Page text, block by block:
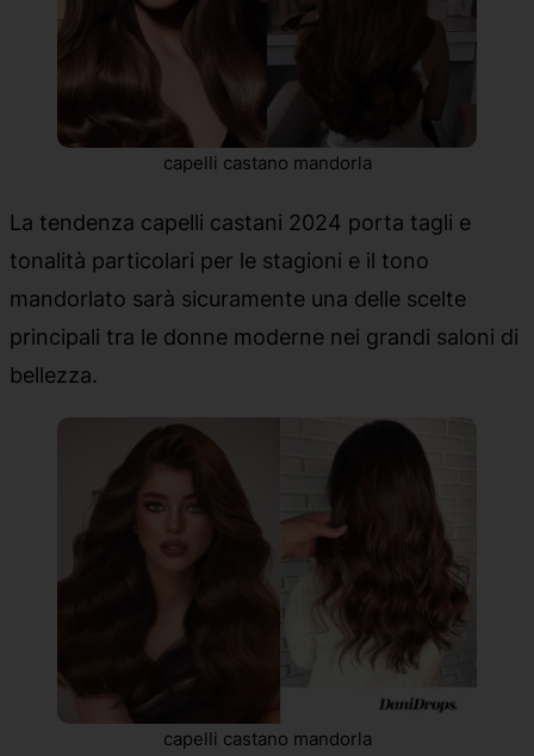
capelli castano mandorla
La tendenza capelli castani 2024 porta tagli e
tonalità particolari per le stagioni e il tono
mandorlato sarà sicuramente una delle scelte
principali tra le donne moderne nei grandi saloni di
bellezza.
capelli castano mandorla